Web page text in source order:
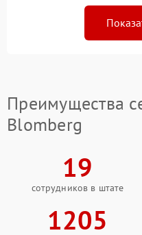
Преимущества
Blomberg
19
сотрудников в штате
1205